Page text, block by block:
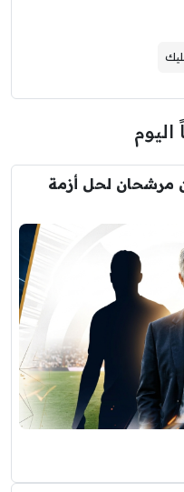
اليوم
مرشحان لحل أزمة